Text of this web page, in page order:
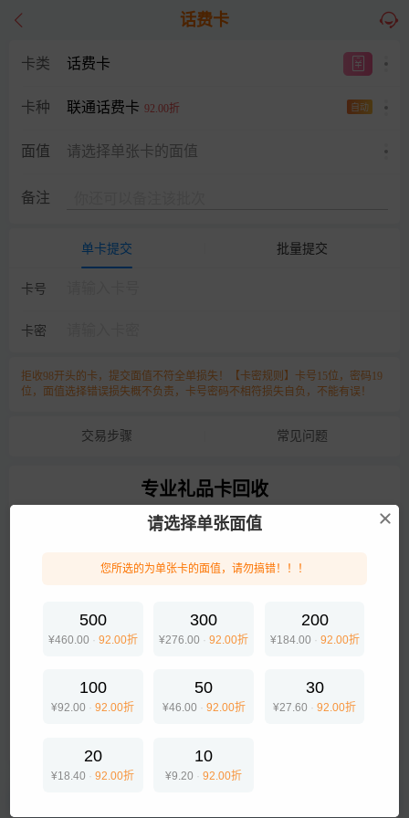
话费卡
卡类 话费卡
卡种 联通话费卡 自动
92.00折
面值 请选择单张卡的面值
备注
单卡提交 批量提交
卡号
卡密
拒收98开头的卡，提交面值不符全单损失！【卡密规则】卡号15位，密码19
位，面值选择错误损失概不负责，卡号密码不相符损失自负，不能有误！
交易步骤 常见问题
专业礼品卡回收
电商购物
加油卡 话费卡
请选择单张面值
您所选的为单张卡的面值，请勿搞错！！！
500
¥460.00 · 92.00折
300
¥276.00 · 92.00折
200
¥184.00 · 92.00折
100
¥92.00 · 92.00折
50
¥46.00 · 92.00折
30
¥27.60 · 92.00折
20
¥18.40 · 92.00折
10
¥9.20 · 92.00折